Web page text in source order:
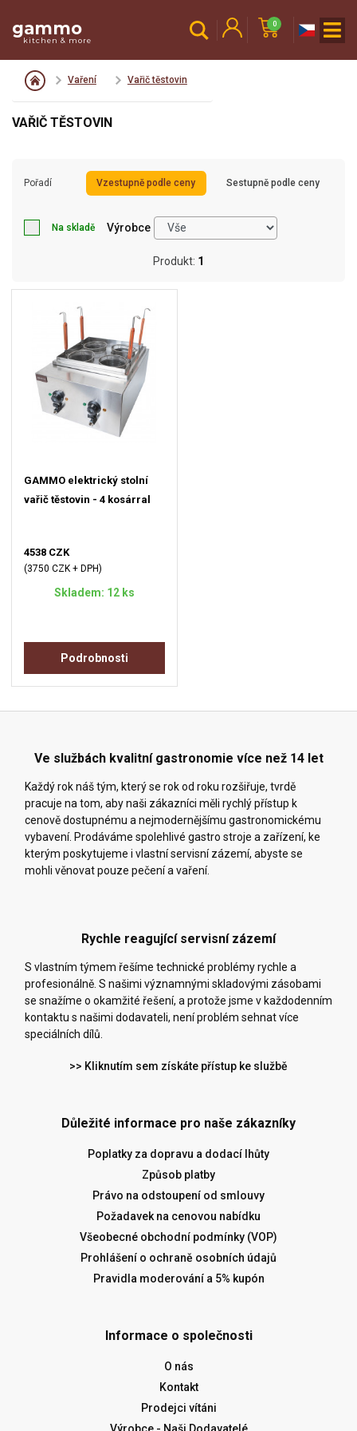
gammo
kitchen & more
0
Vaření Vařič těstovin
VAŘIČ TĚSTOVIN
Pořadí Vzestupně podle ceny Sestupně podle ceny
Na skladě Výrobce
Produkt: 1
GAMMO elektrický stolní
vařič těstovin - 4 kosárral
4538 CZK
(3750 CZK + DPH)
Skladem: 12 ks
Podrobnosti
Ve službách kvalitní gastronomie více než 14 let
Každý rok náš tým, který se rok od roku rozšiřuje, tvrdě
pracuje na tom, aby naši zákazníci měli rychlý přístup k
cenově dostupnému a nejmodernějšímu gastronomickému
vybavení. Prodáváme spolehlivé gastro stroje a zařízení, ke
kterým poskytujeme i vlastní servisní zázemí, abyste se
mohli věnovat pouze pečení a vaření.
Rychle reagující servisní zázemí
S vlastním týmem řešíme technické problémy rychle a
profesionálně. S našimi významnými skladovými zásobami
se snažíme o okamžité řešení, a protože jsme v každodenním
kontaktu s našimi dodavateli, není problém sehnat více
speciálních dílů.
>> Kliknutím sem získáte přístup ke službě
Důležité informace pro naše zákazníky
Poplatky za dopravu a dodací lhůty
Způsob platby
Právo na odstoupení od smlouvy
Požadavek na cenovou nabídku
Všeobecné obchodní podmínky (VOP)
Prohlášení o ochraně osobních údajů
Pravidla moderování a 5% kupón
Informace o společnosti
O nás
Kontakt
Prodejci vítáni